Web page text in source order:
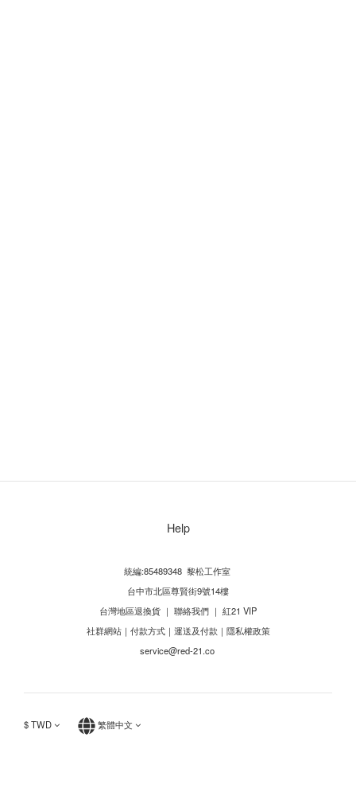
Help
統編:85489348 黎松工作室
台中市北區尊賢街9號14樓
台灣地區退換貨 ｜ 聯絡我們 ｜ 紅21 VIP
社群網站｜ 付款方式｜ 運送及付款 ｜ 隱私權政策
service@red-21.co
$TWD 繁體中文